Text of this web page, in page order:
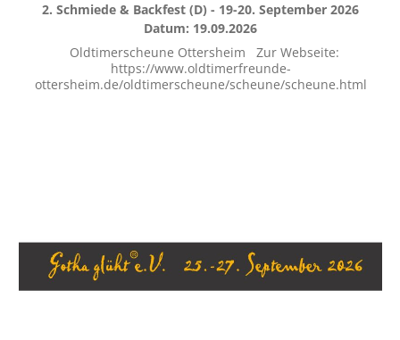
2. Schmiede & Backfest (D) - 19-20. September 2026
Datum: 19.09.2026
Oldtimerscheune Ottersheim Zur Webseite:
https://www.oldtimerfreunde-
ottersheim.de/oldtimerscheune/scheune/scheune.html